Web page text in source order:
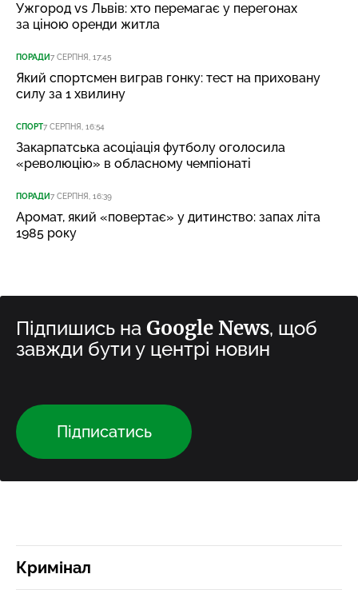
Ужгород vs Львів: хто перемагає у перегонах
за ціною оренди житла
ПОРАДИ7 СЕРПНЯ, 17:45
Який спортсмен виграв гонку: тест на приховану
силу за 1 хвилину
СПОРТ7 СЕРПНЯ, 16:54
Закарпатська асоціація футболу оголосила
«революцію» в обласному чемпіонаті
ПОРАДИ7 СЕРПНЯ, 16:39
Аромат, який «повертає» у дитинство: запах літа
1985 року
Підпишись на Google News, щоб
завжди бути у центрі новин
Підписатись
Кримінал